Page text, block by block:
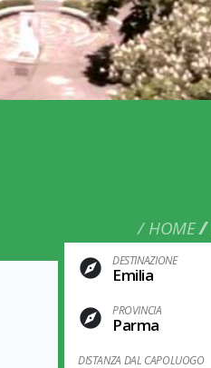
HOME
DESTINAZIONE
Emilia
PROVINCIA
Parma
DISTANZA DAL CAPOLUOGO